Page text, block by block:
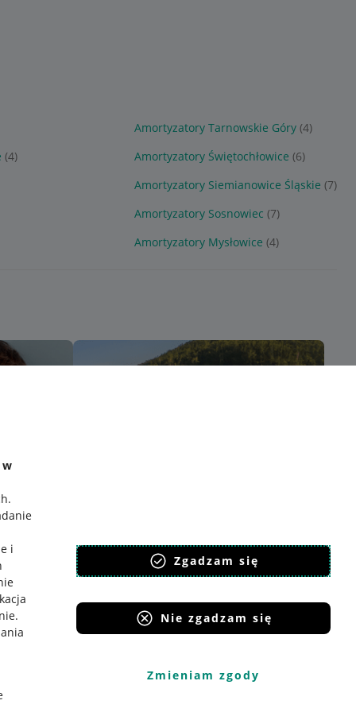
w
.
i
.
Zgadzam się
Nie zgadzam się
Zmieniam zgody
Amortyzatory Tarnowskie Góry (4)
(4) Amortyzatory Świętochłowice (6)
Amortyzatory Siemianowice Śląskie (7)
Amortyzatory Sosnowiec (7)
Amortyzatory Mysłowice (4)